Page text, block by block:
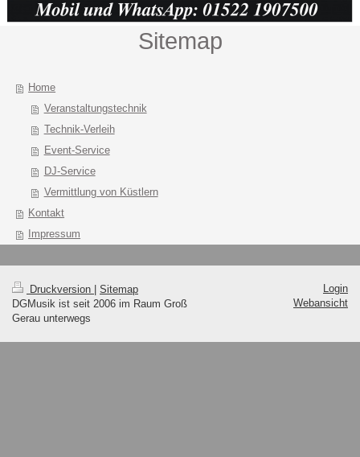
Sitemap
Home
Veranstaltungstechnik
Technik-Verleih
Event-Service
DJ-Service
Vermittlung von Küstlern
Kontakt
Impressum
Druckversion | Sitemap
DGMusik ist seit 2006 im Raum Groß
Gerau unterwegs
Login
Webansicht